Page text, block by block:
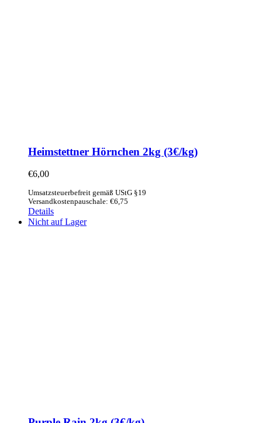
Heimstettner Hörnchen 2kg (3€/kg)
€6,00
Umsatzsteuerbefreit gemäß UStG §19
Versandkostenpauschale: €6,75
Details
Nicht auf Lager